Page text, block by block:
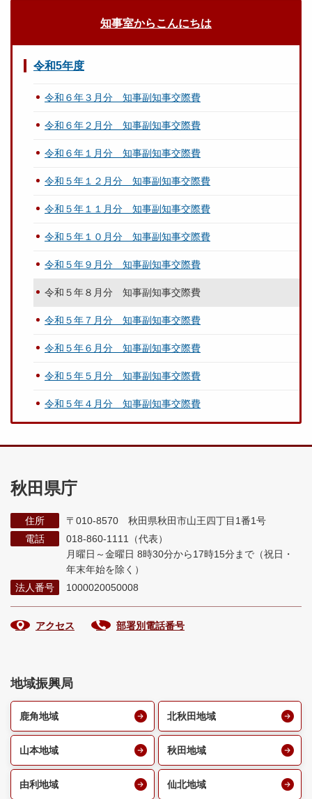
知事室からこんにちは
令和5年度
令和６年３月分 知事副知事交際費
令和６年２月分 知事副知事交際費
令和６年１月分 知事副知事交際費
令和５年１２月分 知事副知事交際費
令和５年１１月分 知事副知事交際費
令和５年１０月分 知事副知事交際費
令和５年９月分 知事副知事交際費
令和５年８月分 知事副知事交際費
令和５年７月分 知事副知事交際費
令和５年６月分 知事副知事交際費
令和５年５月分 知事副知事交際費
令和５年４月分 知事副知事交際費
秋田県庁
住所
〒010-8570 秋田県秋田市山王四丁目1番1号
電話
018-860-1111（代表）
月曜日～金曜日 8時30分から17時15分まで （祝日・
年末年始を除く）
法人番号
1000020050008
アクセス 部署別電話番号
地域振興局
鹿角地域 北秋田地域
山本地域 秋田地域
由利地域 仙北地域